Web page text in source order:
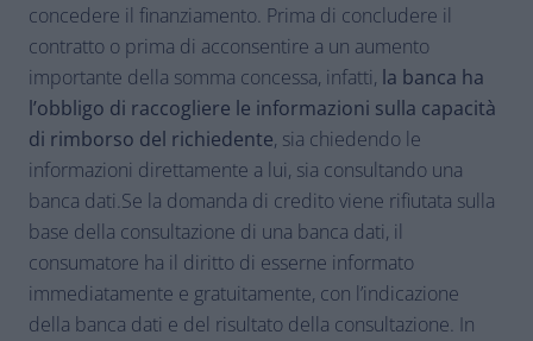
concedere il finanziamento. Prima di concludere il
contratto o prima di acconsentire a un aumento
importante della somma concessa, infatti, la banca ha
l’obbligo di raccogliere le informazioni sulla capacità
di rimborso del richiedente, sia chiedendo le
informazioni direttamente a lui, sia consultando una
banca dati.Se la domanda di credito viene rifiutata sulla
base della consultazione di una banca dati, il
consumatore ha il diritto di esserne informato
immediatamente e gratuitamente, con l’indicazione
della banca dati e del risultato della consultazione. In